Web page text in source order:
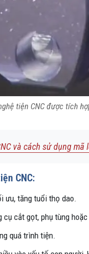
tiện CNC được tích
và cách sử dụng mã
CNC:
ưu, tăng tuổi thọ dao.
cụ cắt gọt, phụ tùng
quá trình tiện.